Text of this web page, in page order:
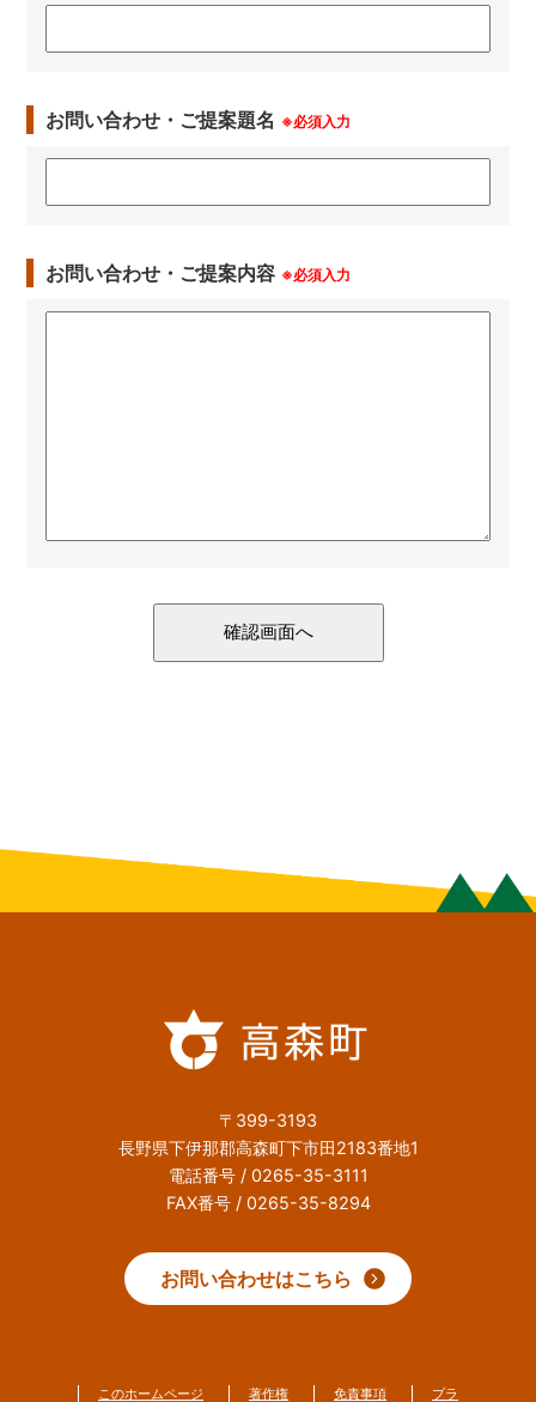
お問い合わせ・ご提案題名 ※必須入力
お問い合わせ・ご提案内容 ※必須入力
〒399-3193
長野県下伊那郡高森町下市田2183番地1
電話番号 / 0265-35-3111
FAX番号 / 0265-35-8294
お問い合わせはこちら
このホームページ 著作権 免責事項 プラ